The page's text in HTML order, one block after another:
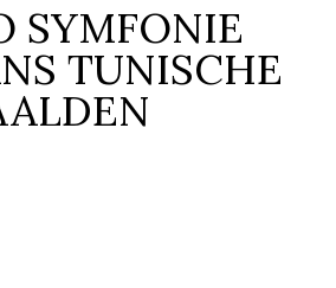
SYMFONIE
TUNISCHE